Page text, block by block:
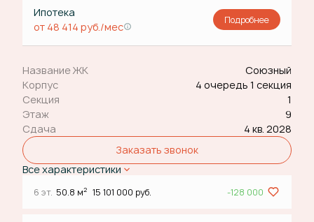
Ипотека
от 48 414 руб./мес
Подробнее
Название ЖК
Союзный
Корпус
4 очередь 1 секция
Секция
1
Этаж
9
Сдача
4 кв. 2028
Заказать звонок
Все характеристики
6 эт. 50.8 м2 15 101 000 руб. -128 000